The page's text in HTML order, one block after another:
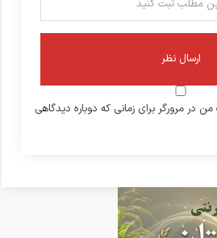
در مرورگر برای زمانی که دوباره دیدگاهی